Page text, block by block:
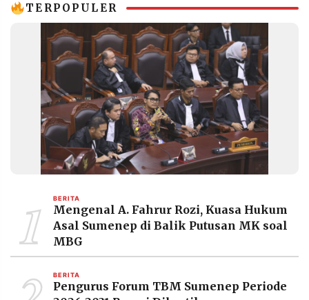
TERPOPULER
1 BERITA
Mengenal A. Fahrur Rozi, Kuasa Hukum
Asal Sumenep di Balik Putusan MK soal
MBG
BERITA
Pengurus Forum TBM Sumenep Periode